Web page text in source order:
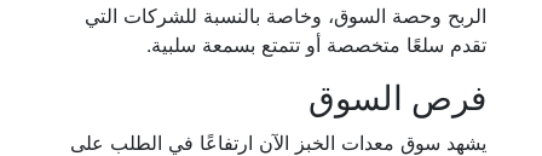
الربح وحصة السوق، وخاصة بالنسبة للشركات التي
تقدم سلعًا متخصصة أو تتمتع بسمعة سلبية.
فرص السوق
يشهد سوق معدات الخبز الآن ارتفاعًا في الطلب على